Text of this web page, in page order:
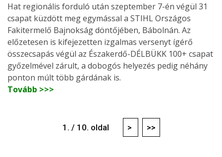
Hat regionális forduló után szeptember 7-én végül 31
csapat küzdött meg egymással a STIHL Országos
Fakitermelő Bajnokság döntőjében, Bábolnán. Az
előzetesen is kifejezetten izgalmas versenyt ígérő
összecsapás végül az Északerdő-DÉLBÜKK 100+ csapat
győzelmével zárult, a dobogós helyezés pedig néhány
ponton múlt több gárdának is.
Tovább >>>
1. / 10. oldal > >>